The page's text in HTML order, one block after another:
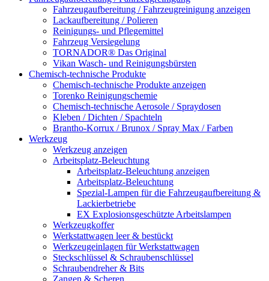
Fahrzeugaufbereitung / Fahrzeugreinigung anzeigen
Lackaufbereitung / Polieren
Reinigungs- und Pflegemittel
Fahrzeug Versiegelung
TORNADOR® Das Original
Vikan Wasch- und Reinigungsbürsten
Chemisch-technische Produkte
Chemisch-technische Produkte anzeigen
Torenko Reinigungschemie
Chemisch-technische Aerosole / Spraydosen
Kleben / Dichten / Spachteln
Brantho-Korrux / Brunox / Spray Max / Farben
Werkzeug
Werkzeug anzeigen
Arbeitsplatz-Beleuchtung
Arbeitsplatz-Beleuchtung anzeigen
Arbeitsplatz-Beleuchtung
Spezial-Lampen für die Fahrzeugaufbereitung &
Lackierbetriebe
EX Explosionsgeschützte Arbeitslampen
Werkzeugkoffer
Werkstattwagen leer & bestückt
Werkzeugeinlagen für Werkstattwagen
Steckschlüssel & Schraubenschlüssel
Schraubendreher & Bits